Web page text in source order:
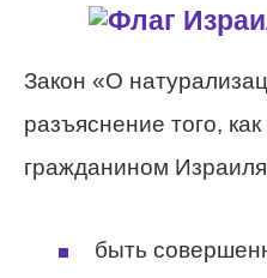
Закон «О
разъяснение того,
гражданином
быть